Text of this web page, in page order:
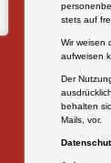
stets auf
Wir weisen
aufweisen
Der
behalten
Mails, vor.